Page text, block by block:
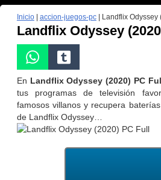
Inicio| accion-juegos-pc| Landflix Odyssey
Landflix Odyssey
En Landflix Odyssey (2020) PC
tus programas de televisión
famosos villanos y recupera
de Landflix Odyssey…